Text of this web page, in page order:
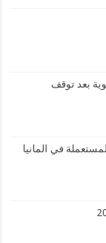
بعد توقف
في المانيا